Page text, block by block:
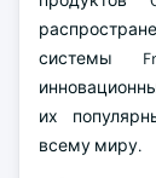
системы
их
всему миру.